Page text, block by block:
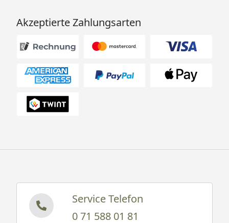
Akzeptierte Zahlungsarten
Service Telefon
0 71 588 01 81